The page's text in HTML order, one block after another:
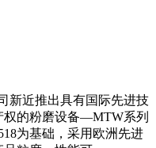
新近推出具有国际先进技
权的粉磨设备—MTW系列
为基础，采用欧洲先进